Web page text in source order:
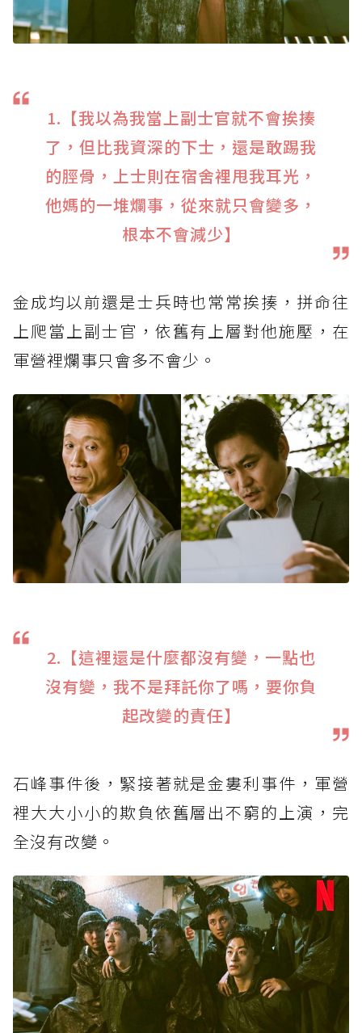
1.【我以為我當上副士官就不會挨揍
了，但比我資深的下士，還是敢踢我
的脛骨，上士則在宿舍裡甩我耳光，
他媽的一堆爛事，從來就只會變多，
根本不會減少】
金成均以前還是士兵時也常常挨揍，拼命往
上爬當上副士官，依舊有上層對他施壓，在
軍營裡爛事只會多不會少。
2.【這裡還是什麼都沒有變，一點也
沒有變，我不是拜託你了嗎，要你負
起改變的責任】
石峰事件後，緊接著就是金婁利事件，軍營
裡大大小小的欺負依舊層出不窮的上演，完
全沒有改變。